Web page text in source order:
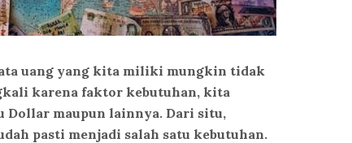
uang yang kita miliki mungkin tidak
karena faktor kebutuhan, kita
maupun lainnya. Dari situ,
pasti menjadi salah satu kebutuhan.